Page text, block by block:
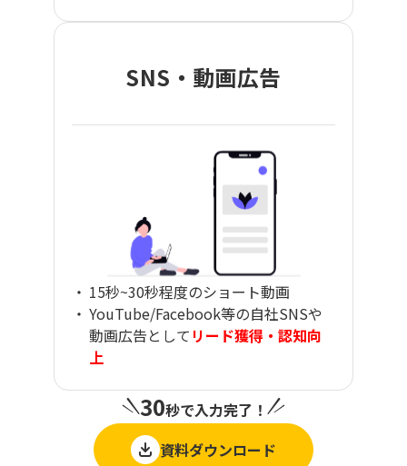
SNS・動画広告
15秒~30秒程度のショート動画
YouTube/Facebook等の自社SNSや
動画広告として リード獲得・認知向
上
30秒で入力完了！
資料ダウンロード